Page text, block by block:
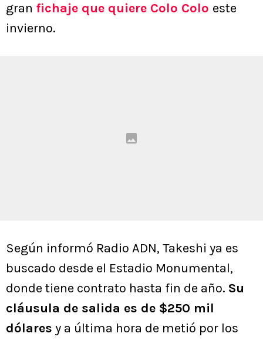
gran fichaje que quiere Colo Colo este
invierno.
Según informó Radio ADN, Takeshi ya es
buscado desde el Estadio Monumental,
donde tiene contrato hasta fin de año. Su
cláusula de salida es de $250 mil
dólares y a última hora de metió por los